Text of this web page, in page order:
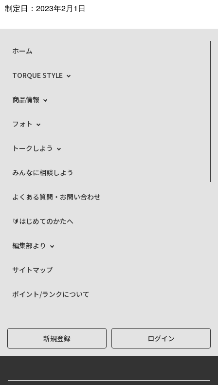
制定日：2023年2月1日
ホーム
TORQUE STYLE
商品情報
フォト
トークしよう
みんなに相談しよう
よくある質問・お問い合わせ
🔰はじめてのかたへ
編集部より
サイトマップ
ポイント/ランクについて
新規登録 ログイン